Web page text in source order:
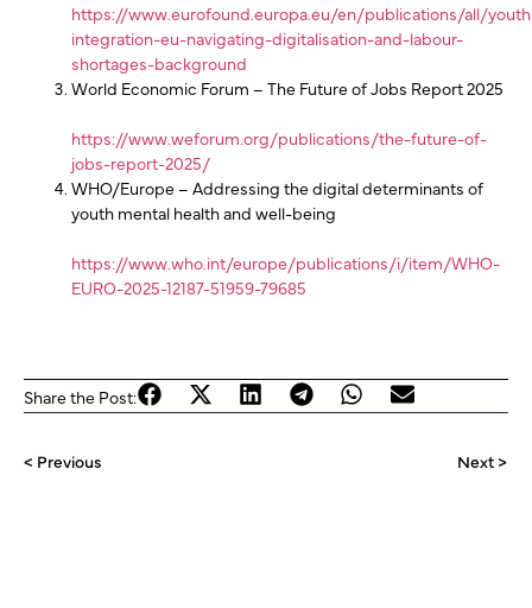
https://www.eurofound.europa.eu/en/publications/all/
integration-eu-navigating-digitalisation-and-labour-
shortages-background
World Economic Forum – The Future of Jobs Report 2025
https://www.weforum.org/publications/the-future-of-
jobs-report-2025/
WHO/Europe – Addressing the digital determinants of
youth mental health and well-being
https://www.who.int/europe/publications/i/item/WHO-
EURO-2025-12187-51959-79685
Share the Post:
< Previous Next >